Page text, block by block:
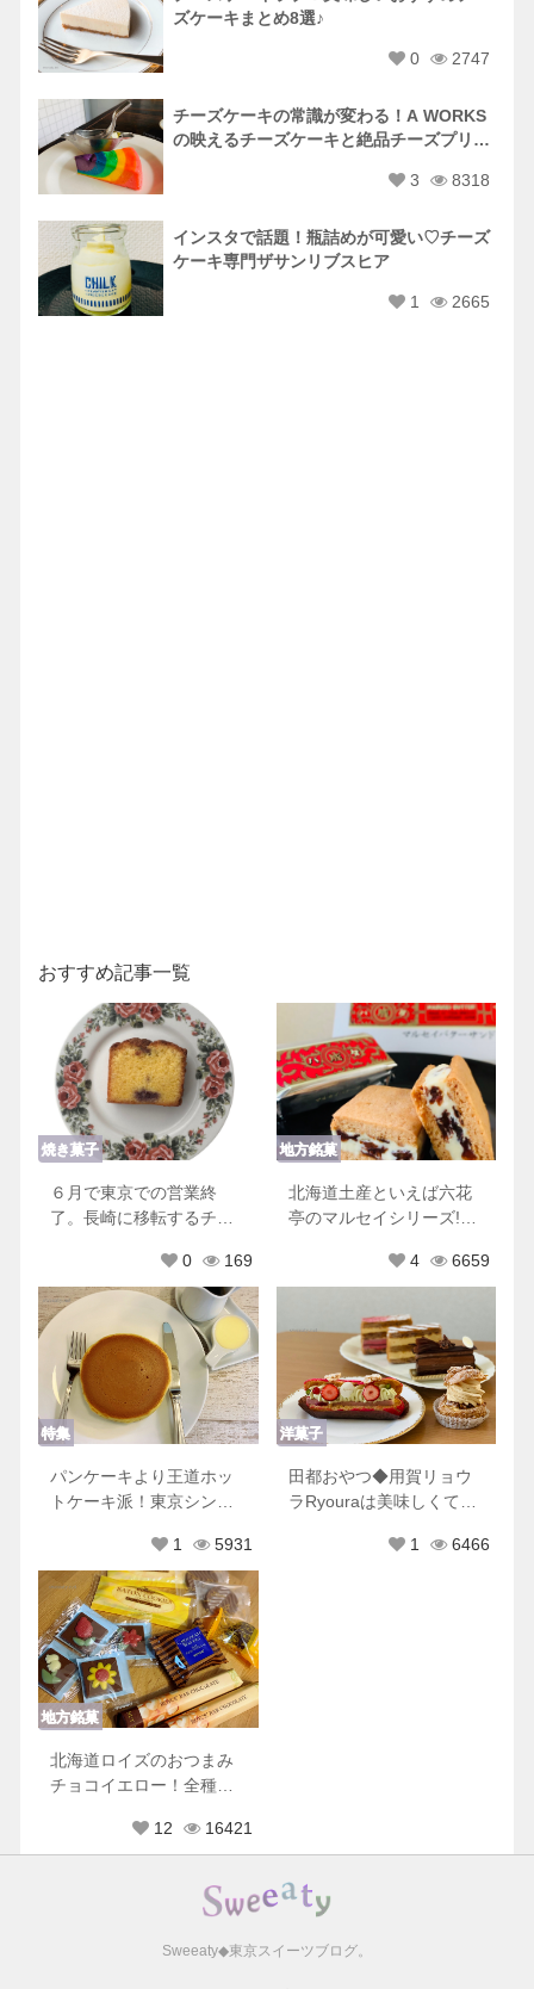
ズケーキまとめ8選♪
0 2747
チーズケーキの常識が変わる！A WORKS
の映えるチーズケーキと絶品チーズプリン
3
8318
インスタで話題！瓶詰めが可愛い♡チーズ
ケーキ専門ザサンリブスヒア
1 2665
おすすめ記事一覧
焼き菓子
６月で東京での営業終
了。長崎に移転するチリ
0
169
地方銘菓
北海道土産といえば六花
亭のマルセイシリーズ!他
4
6659
特集
パンケーキより王道ホッ
トケーキ派！東京シンプ
1
5931
洋菓子
田都おやつ◆用賀リョウ
ラRyouraは美味しくて可
1 6466
地方銘菓
北海道ロイズのおつまみ
チョコイエロー！全種類
12
16421
Sweeaty◆東京スイーツブログ。